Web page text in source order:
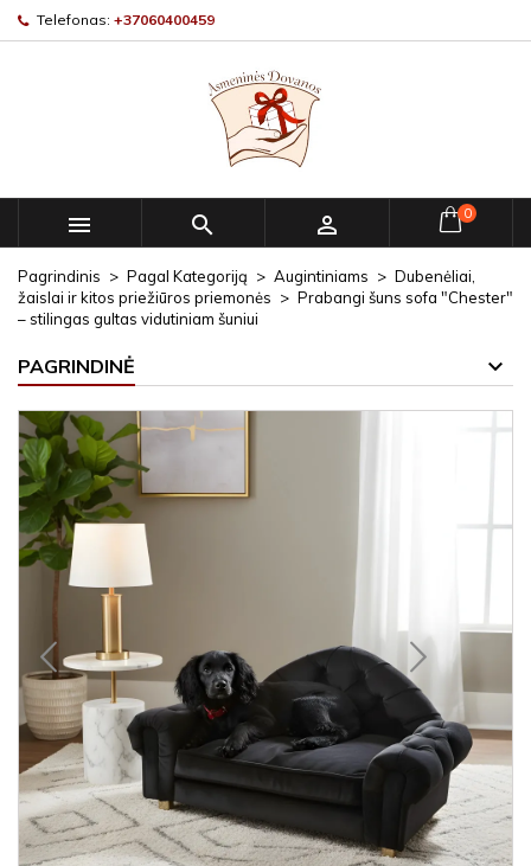
Telefonas: +37060400459
   0
Pagrindinis Pagal Kategoriją Augintiniams
Dubenėliai,
žaislai ir kitos priežiūros priemonės
Prabangi šuns sofa "Chester"
– stilingas gultas vidutiniam šuniui
PAGRINDINĖ